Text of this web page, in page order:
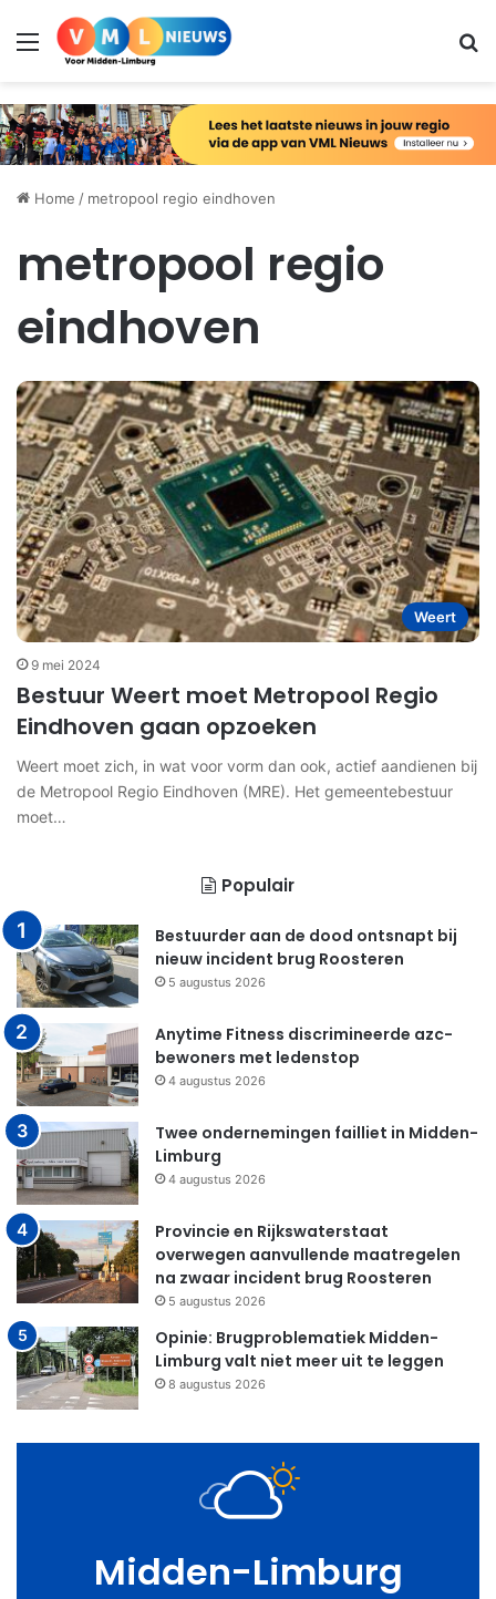
Menu
Home / metropool regio eindhoven
metropool regio
eindhoven
Weert
9 mei 2024
Bestuur Weert moet Metropool Regio
Eindhoven gaan opzoeken
Weert moet zich, in wat voor vorm dan ook, actief aandienen bij
de Metropool Regio Eindhoven (MRE). Het gemeentebestuur
moet…
Populair
Bestuurder aan de dood ontsnapt bij
nieuw incident brug Roosteren
5 augustus 2026
Anytime Fitness discrimineerde azc-
bewoners met ledenstop
4 augustus 2026
Twee ondernemingen failliet in Midden-
Limburg
4 augustus 2026
Provincie en Rijkswaterstaat
overwegen aanvullende maatregelen
na zwaar incident brug Roosteren
5 augustus 2026
Opinie: Brugproblematiek Midden-
Limburg valt niet meer uit te leggen
8 augustus 2026
Midden-Limburg